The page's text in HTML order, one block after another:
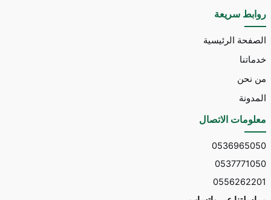
روابط سريعة
الصفحة الرئيسية
خدماتنا
من نحن
المدونة
معلومات الاتصال
0536965050
0537771050
0556262201